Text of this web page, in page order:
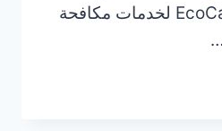
لهذا، تأتي شركة EcoCare لخدمات مكافحة